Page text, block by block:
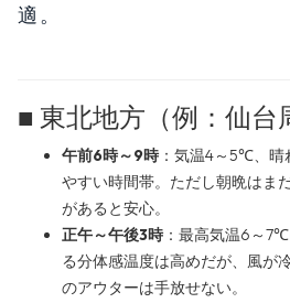
適。
■ 東北地方（例：仙台
午前6時～9時 ：気温4～5℃、晴
やすい時間帯。ただし朝晩はま
があると安心。
正午～午後3時 ：最高気温6～
る分体感温度は高めだが、風が
のアウターは手放せない。